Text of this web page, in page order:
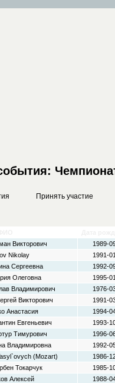
Принять участие
Викторович
1989-
Nikolay
1991-
Сергеевна
1992-
Олеговна
1995-
Владимирович
1976-
Викторович
1991-
Анастасия
1994-
Евгеньевич
1993-
Тимурович
1996-
Владимировна
1992-
(Mozart)
1986-
Токарчук
1985-
Алексей
1988-